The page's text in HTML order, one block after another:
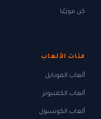
كن موزعًا
فئات الألعاب
ألعاب الموبايل
ألعاب الكمبيوتر
ألعاب الكونسول